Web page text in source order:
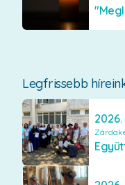
Legfrissebb